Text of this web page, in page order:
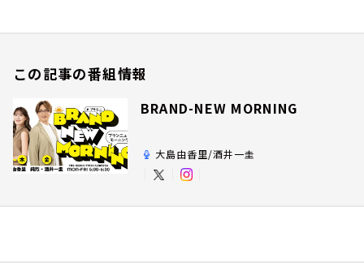
この記事の番組情報
BRAND-NEW MORNING
大島由香里/酒井一圭